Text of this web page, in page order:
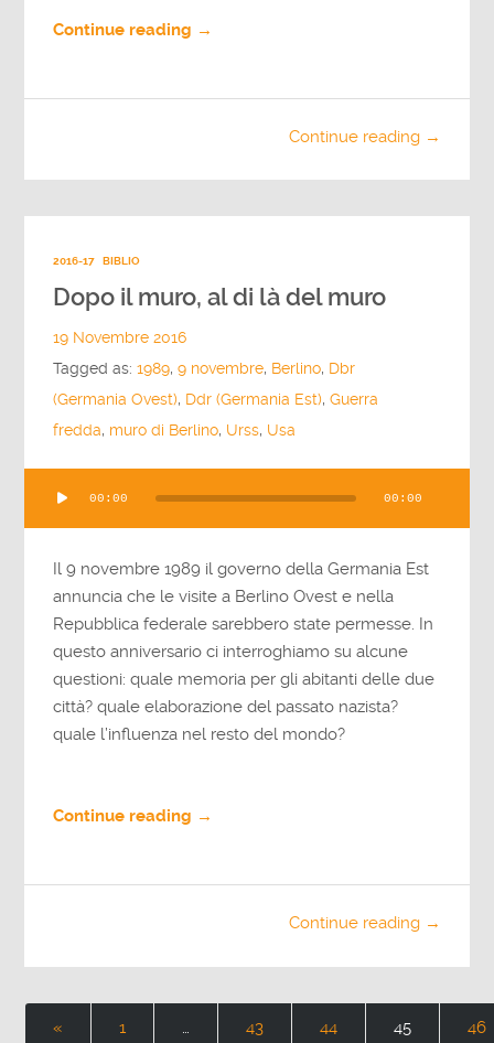
Continue reading →
Continue reading →
2016-17 BIBLIO
Dopo il muro, al di là del muro
19 Novembre 2016
Tagged as:1989,9 novembre, Berlino, Dbr
(Germania Ovest), Ddr (Germania Est),Guerra
fredda, muro di Berlino, Urss, Usa
Player
00:00 00:00
Il 9 novembre 1989 il governo della Germania Est
annuncia che le visite a Berlino Ovest e nella
Repubblica federale sarebbero state permesse. In
questo anniversario ci interroghiamo su alcune
questioni: quale memoria per gli abitanti delle due
città? quale elaborazione del passato nazista?
quale l’influenza nel resto del mondo?
Continue reading →
Continue reading →
« 1 43 44 45 46